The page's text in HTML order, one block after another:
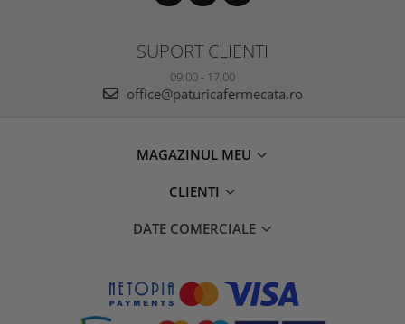
SUPORT CLIENTI
09:00 - 17:00
office@paturicafermecata.ro
MAGAZINUL MEU
CLIENTI
DATE COMERCIALE